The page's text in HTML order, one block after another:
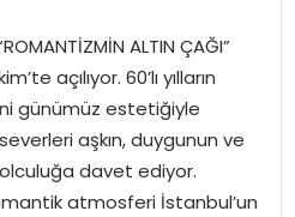
ALTIN ÇAĞI”
açılıyor. 60’lı yılların
günümüz estetiğiyle
aşkın, duygunun ve
davet ediyor.
atmosferi İstanbul’un